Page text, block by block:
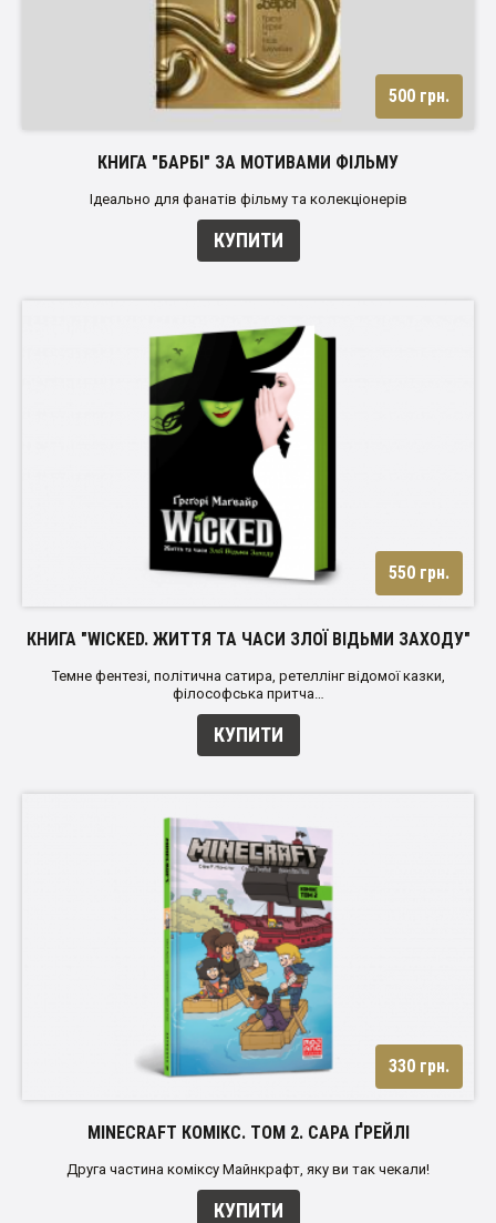
500 грн.
КНИГА "БАРБІ" ЗА МОТИВАМИ ФІЛЬМУ
Ідеально для фанатів фільму та колекціонерів
КУПИТИ
550 грн.
КНИГА "WICKED. ЖИТТЯ ТА ЧАСИ ЗЛОЇ ВІДЬМИ ЗАХОДУ"
Темне фентезі, політична сатира, ретеллінг відомої казки,
філософська притча…
КУПИТИ
330 грн.
MINECRAFT КОМІКС. ТОМ 2. САРА ҐРЕЙЛІ
Друга частина коміксу Майнкрафт, яку ви так чекали!
КУПИТИ